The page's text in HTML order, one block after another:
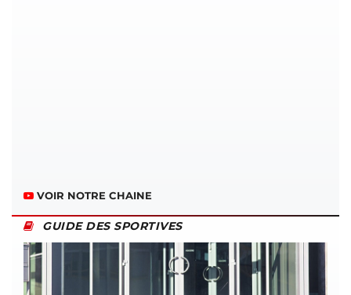
VOIR NOTRE CHAINE
GUIDE DES SPORTIVES